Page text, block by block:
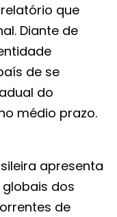
que
Diante de
de se
do
médio prazo.
apresenta
dos
de